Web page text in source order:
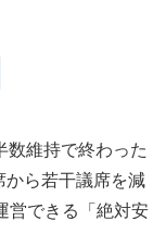
維持で終わった
ら若干議席を減
営できる「絶対安